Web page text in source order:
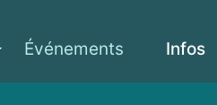
Événements Infos